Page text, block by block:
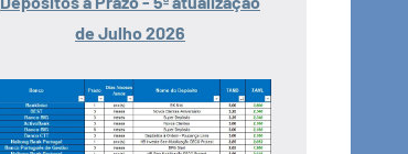
de Julho 2026